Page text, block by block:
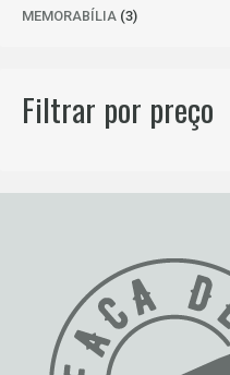
MEMORABÍLIA 33
Filtrar por preço